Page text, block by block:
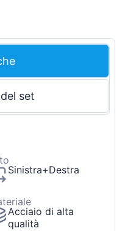
set
Sinistra+Destra
Acciaio di alta
qualità